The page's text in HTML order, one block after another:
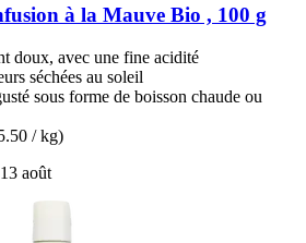
à la Mauve Bio , 100 g
doux, avec une fine acidité
séchées au soleil
sous forme de boisson chaude ou
/ kg)
août